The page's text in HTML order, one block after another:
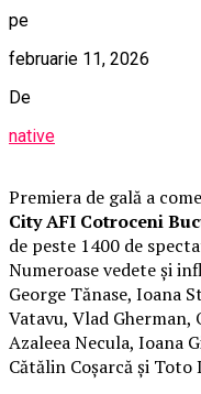
pe
februarie 11, 2026
De
native
Premiera de gală a
City AFI Cotroceni
de peste 1400 de
Numeroase vedete și
George Tănase, Ioana
Vatavu, Vlad Gherman,
Azaleea Necula, Ioana
Cătălin Coșarcă și Toto